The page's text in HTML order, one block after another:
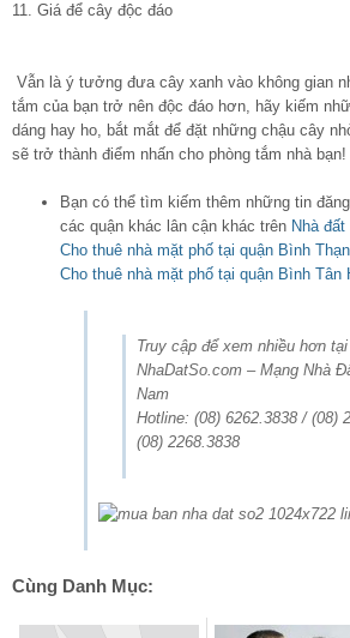
11. Giá để cây độc đáo
Vẫn là ý tưởng đưa cây xanh vào không gian
tắm của bạn trở nên độc đáo hơn, hãy kiếm
dáng hay ho, bắt mắt để đặt những chậu cây
sẽ trở thành điểm nhấn cho phòng tắm nhà bạn!
Bạn có thể tìm kiếm thêm những tin đăng
các quận khác lân cận khác trên Nhà đất
Cho thuê nhà mặt phố tại quận Bình
Cho thuê nhà mặt phố tại quận Bình Tân
Truy cập để xem nhiều hơn tại
NhaDatSo.com – Mạng Nhà
Nam
Hotline: (08) 6262.3838 / (08)
(08) 2268.3838
Cùng Danh Mục: